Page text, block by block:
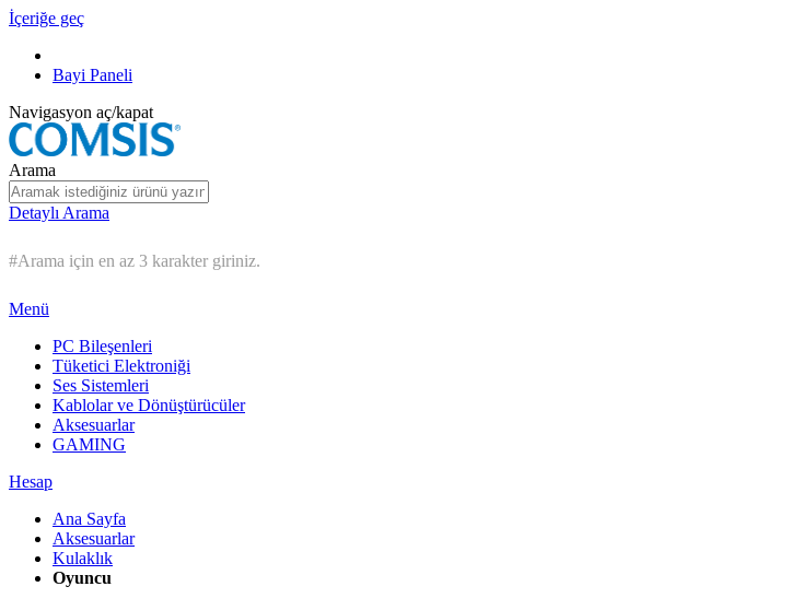
İçeriğe geç
Bayi Paneli
Navigasyon aç/kapat
Arama
Detaylı Arama
#Arama için en az 3 karakter giriniz.
Menü
PC Bileşenleri
Tüketici Elektroniği
Ses Sistemleri
Kablolar ve Dönüştürücüler
Aksesuarlar
GAMING
Hesap
Ana Sayfa
Aksesuarlar
Kulaklık
Oyuncu